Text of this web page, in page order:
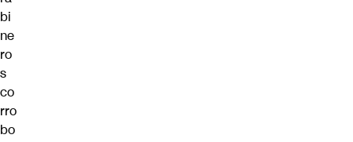
bi
ne
ro
s
co
rro
bo